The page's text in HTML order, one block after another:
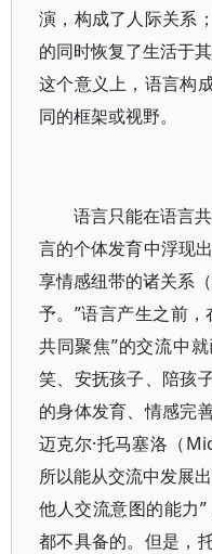
演，构成了人际关系
的同时恢复了生活于
这个意义上，语言构
同的框架或视野。
语言只能在语言
言的个体发育中浮现
享情感纽带的诸关系
予。”语言产生之前
共同聚焦”的交流中
笑、安抚孩子、陪孩
的身体发育、情感完
迈克尔·托马塞洛（
所以能从交流中发展
他人交流意图的能力
都不具备的。但是，